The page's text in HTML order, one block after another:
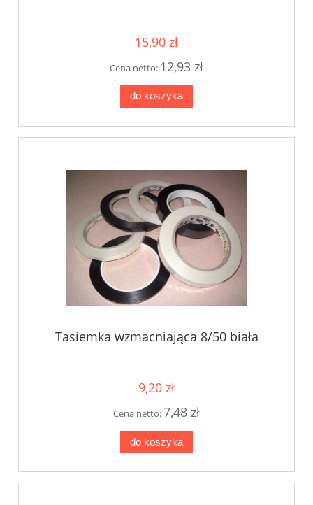
15,90 zł
Cena netto: 12,93 zł
do koszyka
Tasiemka wzmacniająca 8/50 biała
9,20 zł
Cena netto:7,48 zł
do koszyka